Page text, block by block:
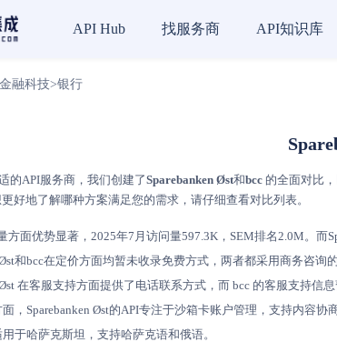
API Hub 找服务商 API知识库
金融科技>银行
的API服务商，我们创建了Sparebanken Øst和bcc 的全面对比
好地了解哪种方案满足您的需求，请仔细查看对比列表。
方面优势显著，2025年7月访问量597.3K，SEM排名2.0M。而
Øst和bcc在定价方面均暂未收录免费方式，两者都采用商务咨
Øst 在客服支持方面提供了电话联系方式，而 bcc 的客服支持
，Sparebanken Øst的API专注于沙箱卡账户管理，支持内容
于哈萨克斯坦，支持哈萨克语和俄语。